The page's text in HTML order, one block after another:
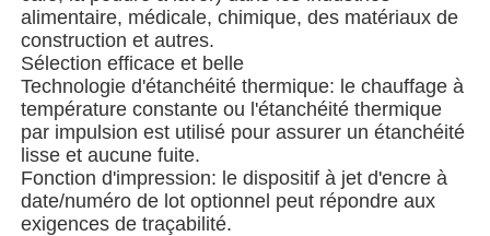
Machine à emballer horizontale
Machine d'emballage à comptage visuel
Machine à emballer des poids à plusieurs têtes
alimentaire, médicale, chimique, des matériaux de
construction et autres.
Sélection efficace et belle
Technologie d'étanchéité thermique: le chauffage à
température constante ou l'étanchéité thermique
par impulsion est utilisé pour assurer un étanchéité
lisse et aucune fuite.
Fonction d'impression: le dispositif à jet d'encre à
date/numéro de lot optionnel peut répondre aux
exigences de traçabilité.